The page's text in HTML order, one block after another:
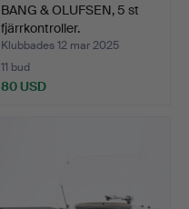
BANG & OLUFSEN, 5 st
fjärrkontroller.
Klubbades 12 mar 2025
11 bud
80 USD